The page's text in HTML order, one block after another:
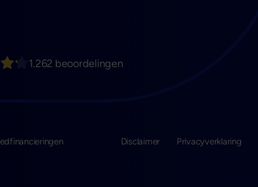
1.262 beoordelingen
Disclaimer Privacyverklaring